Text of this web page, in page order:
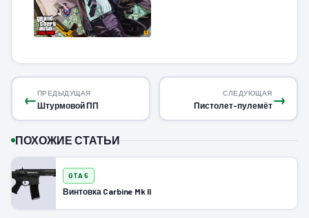
←ПРЕДЫДУЩАЯ
Штурмовой ПП →
СЛЕДУЮЩАЯ
Пистолет-пулемёт
ПОХОЖИЕ СТАТЬИ
GTA 5
Винтовка Carbine Mk II